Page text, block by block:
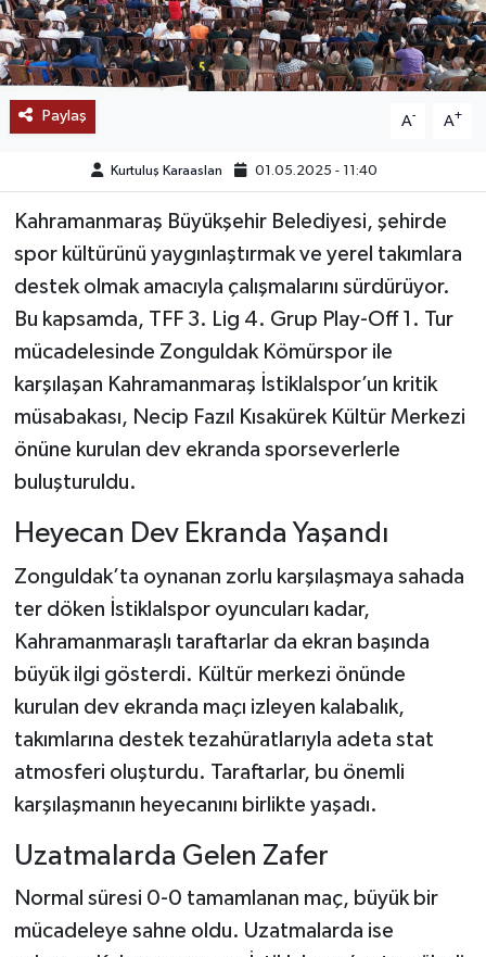
Paylaş A- A+
Kurtuluş Karaaslan 01.05.2025 - 11:40
Kahramanmaraş Büyükşehir Belediyesi, şehirde
spor kültürünü yaygınlaştırmak ve yerel takımlara
destek olmak amacıyla çalışmalarını sürdürüyor.
Bu kapsamda, TFF 3. Lig 4. Grup Play-Off 1. Tur
mücadelesinde Zonguldak Kömürspor ile
karşılaşan Kahramanmaraş İstiklalspor’un kritik
müsabakası, Necip Fazıl Kısakürek Kültür Merkezi
önüne kurulan dev ekranda sporseverlerle
buluşturuldu.
Heyecan Dev Ekranda Yaşandı
Zonguldak’ta oynanan zorlu karşılaşmaya sahada
ter döken İstiklalspor oyuncuları kadar,
Kahramanmaraşlı taraftarlar da ekran başında
büyük ilgi gösterdi. Kültür merkezi önünde
kurulan dev ekranda maçı izleyen kalabalık,
takımlarına destek tezahüratlarıyla adeta stat
atmosferi oluşturdu. Taraftarlar, bu önemli
karşılaşmanın heyecanını birlikte yaşadı.
Uzatmalarda Gelen Zafer
Normal süresi 0-0 tamamlanan maç, büyük bir
mücadeleye sahne oldu. Uzatmalarda ise
DÜNYA
TREND
MEDYA
TEKNOLOJİ
YAŞAM
KÜLTÜR SANAT